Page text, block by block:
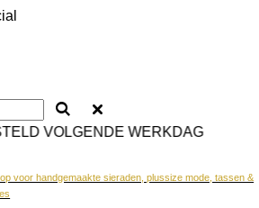
VOLGENDE WERKDAG
voor handgemaakte sieraden, plussize mode, tassen &